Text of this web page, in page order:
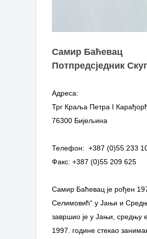
Самир Баћевац
Потпредсједник
Адреса:
Трг Краља Петра I
76300 Бијељина
Телефон: +387 (0)55 233
Факс: +387 (0)55 209 625
Самир Баћевац је рођен
Селимовић“ у Јањи и
завршио је у Јањи, средњу
1997. године стекао